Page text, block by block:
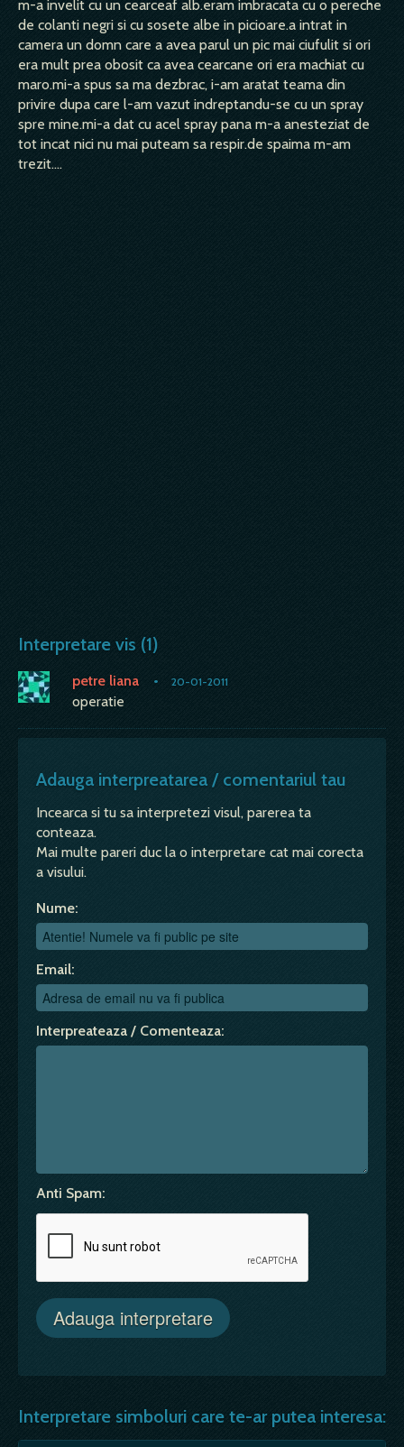
m-a invelit cu un cearceaf alb.eram imbracata cu o pereche
de colanti negri si cu sosete albe in picioare.a intrat in
camera un domn care a avea parul un pic mai ciufulit si ori
era mult prea obosit ca avea cearcane ori era machiat cu
maro.mi-a spus sa ma dezbrac, i-am aratat teama din
privire dupa care l-am vazut indreptandu-se cu un spray
spre mine.mi-a dat cu acel spray pana m-a anesteziat de
tot incat nici nu mai puteam sa respir.de spaima m-am
trezit....
Interpretare vis (1)
petre liana • 20-01-2011
operatie
Adauga interpreatarea / comentariul tau
Incearca si tu sa interpretezi visul, parerea ta
conteaza.
Mai multe pareri duc la o interpretare cat mai corecta
a visului.
Nume:
Email:
Interpreateaza / Comenteaza:
Anti Spam:
Interpretare simboluri care te-ar putea interesa: